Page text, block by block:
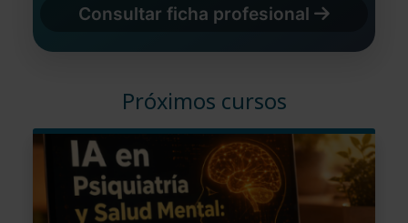
Consultar ficha profesional
Próximos cursos